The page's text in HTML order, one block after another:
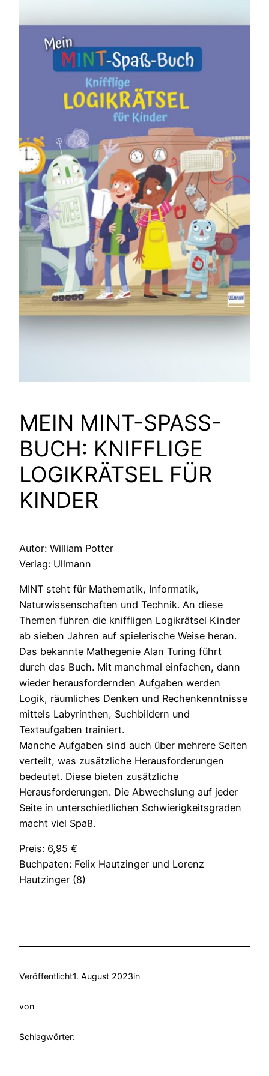
MEIN MINT-SPASS-
BUCH: KNIFFLIGE
LOGIKRÄTSEL FÜR
KINDER
Autor: William Potter
Verlag: Ullmann
MINT steht für Mathematik, Informatik,
Naturwissenschaften und Technik. An diese
Themen führen die kniffligen Logikrätsel Kinder
ab sieben Jahren auf spielerische Weise heran.
Das bekannte Mathegenie Alan Turing führt
durch das Buch. Mit manchmal einfachen, dann
wieder herausfordernden Aufgaben werden
Logik, räumliches Denken und Rechenkenntnisse
mittels Labyrinthen, Suchbildern und
Textaufgaben trainiert.
Manche Aufgaben sind auch über mehrere Seiten
verteilt, was zusätzliche Herausforderungen
bedeutet. Diese bieten zusätzliche
Herausforderungen. Die Abwechslung auf jeder
Seite in unterschiedlichen Schwierigkeitsgraden
macht viel Spaß.
Preis: 6,95 €
Buchpaten: Felix Hautzinger und Lorenz
Hautzinger (8)
Veröffentlicht1. August 2023in
von
Schlagwörter: